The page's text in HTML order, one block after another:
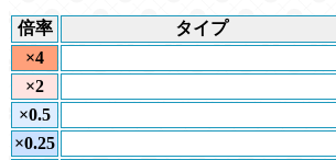
倍率
タイプ
×4
×2
×0.5
×0.25